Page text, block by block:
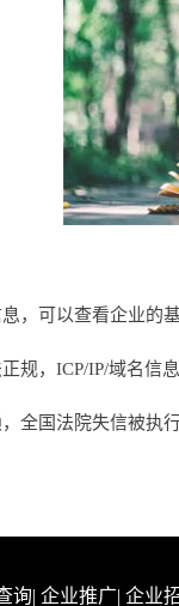
，可以查看企业的
规，ICP/IP/域名信
全国法院失信被执
询| 企业推广| 企业